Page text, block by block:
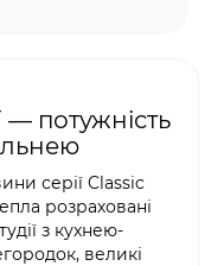
потужність
серії Classic
розраховані
з кухнею-
великі